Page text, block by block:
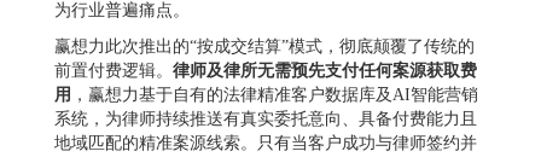
为行业普遍痛点。
赢想力此次推出的“按成交结算”模式，彻底颠覆了传统的
前置付费逻辑。 律师及律所无需预先支付任何案源获取费
用 ，赢想力基于自有的法律精准客户数据库及AI智能营销
系统，为律师持续推送有真实委托意向、具备付费能力且
地域匹配的精准案源线索。只有当客户成功与律师签约并